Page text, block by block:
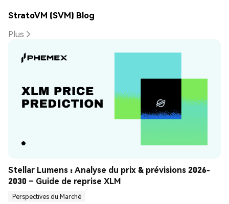
StratoVM (SVM) Blog
Plus
Stellar Lumens : Analyse du prix & prévisions 2026-
2030 – Guide de reprise XLM
Perspectives du Marché